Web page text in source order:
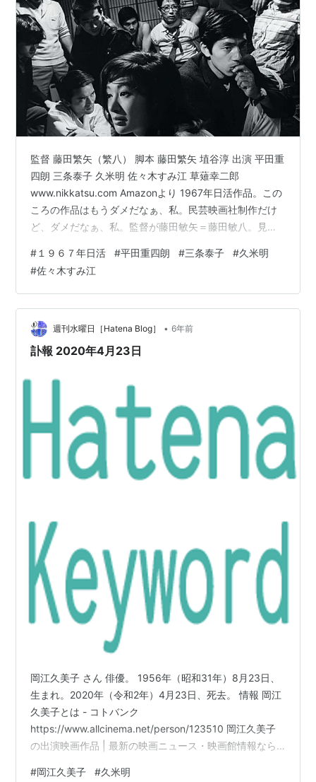
監督 藤田繁矢（繁八） 脚本 藤田繁矢 埴谷淳 出演 平田重
四朗 三条泰子 久米明 佐々木すみ江 草薙幸二郎
www.nikkatsu.com Amazonより 1967年日活作品。この
ころの作品はもうダメだなぁ、私。民芸映画社制作だけ
ど、ダメだなぁ、私。監督が藤田敏矢＝藤田敏八。見た
ー作。 知っている俳優さんは久米明と佐々木すみ江、草
薙幸二郎、信欣三くらい。 主役の平田重四朗は今どーし
てる？６０年代に６本の映画出演があるのはわかりまし
た。 婦女暴行で少年院送りとなった安田純（平田重四
朗）。院長（信欣三）の前で「僕は誓います・・」と誓
いの言葉を…
# １９６７年日活 #平田重四朗 #三条泰子 #久米明
#佐々木すみ江
週刊水曜日［Hatena Blog］ • 6年前
訃報 2020年4月23日
岡江久美子 さん 俳優。 1956年（昭和31年）8月23日、
生まれ。2020年（令和2年）4月23日、死去。 情報 岡江
久美子とは - コトバンク
https://www.allcinema.net/person/123510 岡江久美子
の出演映画作品 | 最新の映画ニュース・映画館情報なら
が死去 新型コロナウイルスで （写真=共同） :日本経済新
#岡江久美子 #久米明